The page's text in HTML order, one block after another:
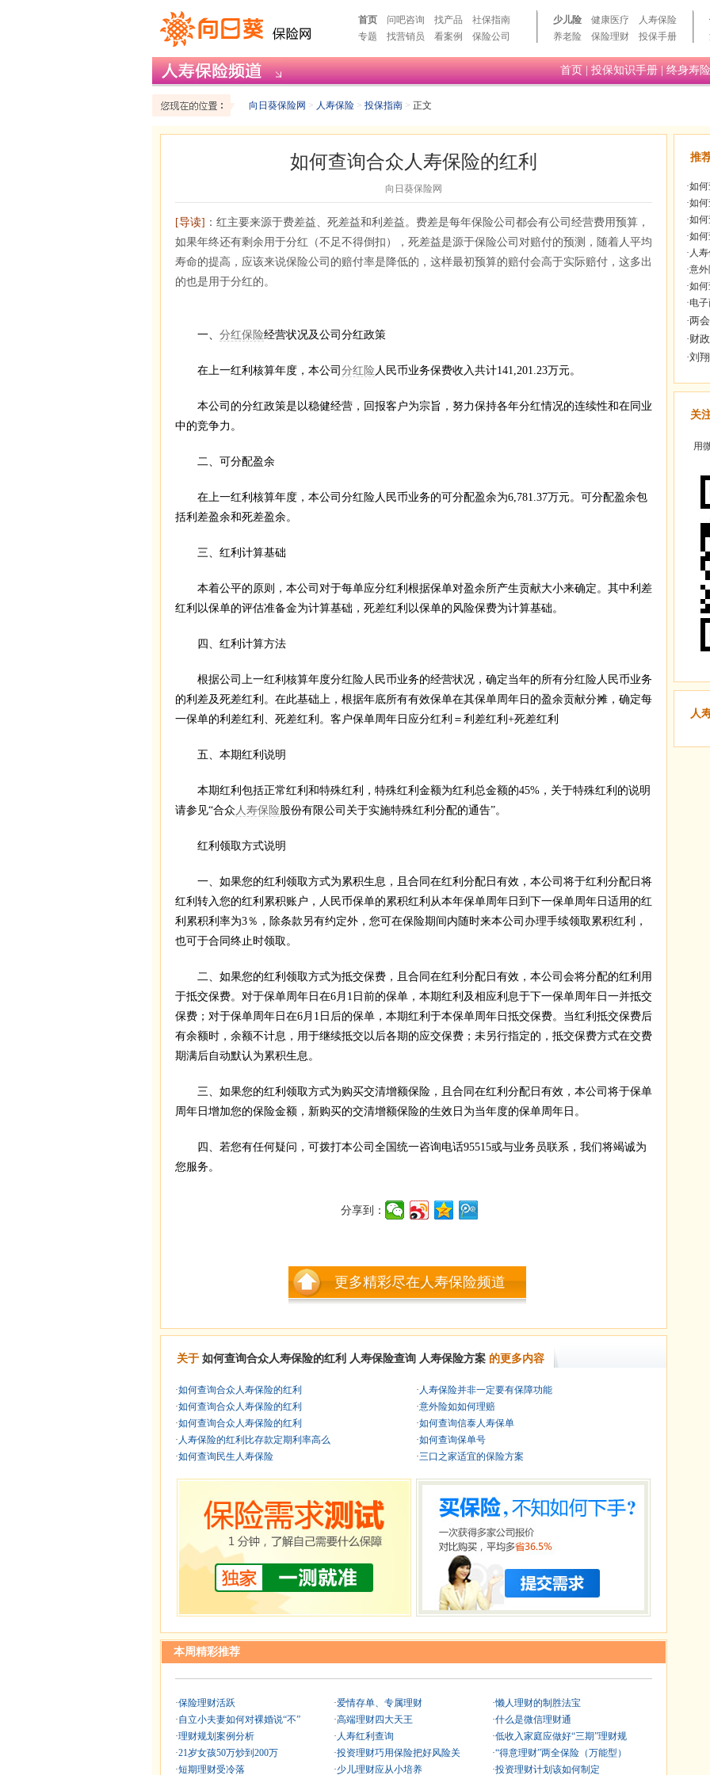
首页 问吧咨询 找产品
社保指南
专题
找营销员 看案例 保险公司
少儿险 健康医疗
人寿保险
养老险
保险理财 投保手册
首页|投保知识手册|终身寿险
向日葵保险网 > 人寿保险 > 投保指南 > 正文
如何查询合众人寿保险的红利
向日葵保险网
[导读] ：红主要来源于费差益、死差益和利差益。费差是每年保险公司都会有公司经营费用预算，
如果年终还有剩余用于分红（不足不得倒扣），死差益是源于保险公司对赔付的预测，随着人平均
寿命的提高，应该来说保险公司的赔付率是降低的，这样最初预算的赔付会高于实际赔付，这多出
的也是用于分红的。
一、 分红保险经营状况及公司分红政策
在上一红利核算年度，本公司 分红险 人民币业务保费收入共计141,201.23万元。
本公司的分红政策是以稳健经营，回报客户为宗旨，努力保持各年分红情况的连续性和在同业
中的竞争力。
二、可分配盈余
在上一红利核算年度，本公司分红险人民币业务的可分配盈余为6,781.37万元。可分配盈余包
括利差盈余和死差盈余。
三、红利计算基础
本着公平的原则，本公司对于每单应分红利根据保单对盈余所产生贡献大小来确定。其中利差
红利以保单的评估准备金为计算基础，死差红利以保单的风险保费为计算基础。
四、红利计算方法
根据公司上一红利核算年度分红险人民币业务的经营状况，确定当年的所有分红险人民币业务
的利差及死差红利。在此基础上，根据年底所有有效保单在其保单周年日的盈余贡献分摊，确定每
一保单的利差红利、死差红利。客户保单周年日应分红利＝利差红利+死差红利
五、本期红利说明
本期红利包括正常红利和特殊红利，特殊红利金额为红利总金额的45%，关于特殊红利的说明
请参见“合众人寿保险股份有限公司关于实施特殊红利分配的通告”。
红利领取方式说明
一、如果您的红利领取方式为累积生息，且合同在红利分配日有效，本公司将于红利分配日将
红利转入您的红利累积账户，人民币保单的累积红利从本年保单周年日到下一保单周年日适用的红
利累积利率为3％，除条款另有约定外，您可在保险期间内随时来本公司办理手续领取累积红利，
也可于合同终止时领取。
二、如果您的红利领取方式为抵交保费，且合同在红利分配日有效，本公司会将分配的红利用
于抵交保费。对于保单周年日在6月1日前的保单，本期红利及相应利息于下一保单周年日一并抵交
保费；对于保单周年日在6月1日后的保单，本期红利于本保单周年日抵交保费。当红利抵交保费后
有余额时，余额不计息，用于继续抵交以后各期的应交保费；未另行指定的，抵交保费方式在交费
期满后自动默认为累积生息。
三、如果您的红利领取方式为购买交清增额保险，且合同在红利分配日有效，本公司将于保单
周年日增加您的保险金额，新购买的交清增额保险的生效日为当年度的保单周年日。
四、若您有任何疑问，可拨打本公司全国统一咨询电话95515或与业务员联系，我们将竭诚为
您服务。
分享到：
更多精彩尽在人寿保险频道
关于 如何查询合众人寿保险的红利 人寿保险查询 人寿保险方案 的更多内容
·如何查询合众人寿保险的红利
·如何查询合众人寿保险的红利
·如何查询合众人寿保险的红利
· 人寿保险的红利比存款定期利率高么
·如何查询民生人寿保险
· 人寿保险并非一定要有保障功能
·意外险如如何理赔
·如何查询信泰人寿保单
·如何查询保单号
·三口之家适宜的保险方案
本周精彩推荐
·保险理财活跃
·自立小夫妻如何对裸婚说“不”
·理财规划案例分析
·21岁女孩50万炒到200万
·短期理财受冷落
·爱情存单、专属理财
·高端理财四大天王
· 人寿红利查询
·投资理财巧用保险把好风险关
·少儿理财应从小培养
·懒人理财的制胜法宝
·什么是微信理财通
·低收入家庭应做好“三期”理财规
·“得意理财”两全保险（万能型）
·投资理财计划该如何制定
推
·如何
·如何
·如何
·如
· 人
·意
·如
·电
关
用
人